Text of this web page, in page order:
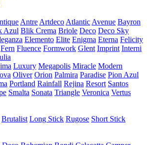
Antre Artdeco Atlantic Avenue Bayron
Azul Blik Crema Briole Deco Deco Sky
Elemento Elite Enigma Eterna Felicity
Fern Fluence Formwork Glent Imprint Interni
Luxury Megapolis Miracle Modern
Oliver Orion Palmira Paradise Pion Azul
Portland Rainfall Rejina Resort Santos
Smalta Sonata Triangle Veronica Vertus
Brutalist Long Stick Rugose Short Stick